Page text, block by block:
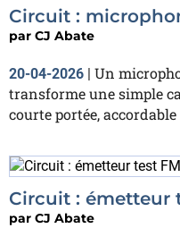
Circuit :
par CJ Abate
20-04-2026 | Un
transforme une simple
courte portée,
Circuit : émetteur
par CJ Abate